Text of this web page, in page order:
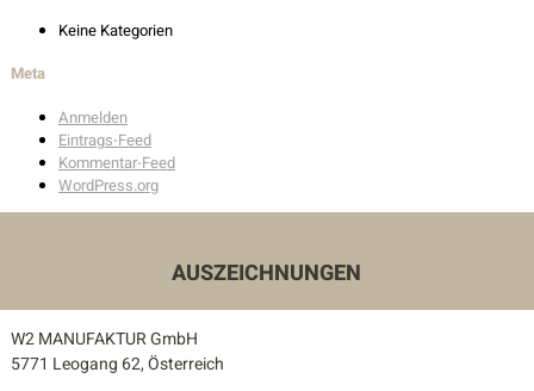
Auszeichnungen
Kontakt
Unser Kontakt
Pressekontakt
Keine Kategorien
Meta
Anmelden
Eintrags-Feed
Kommentar-Feed
WordPress.org
AUSZEICHNUNGEN
W2 MANUFAKTUR GmbH
5771 Leogang 62, Österreich